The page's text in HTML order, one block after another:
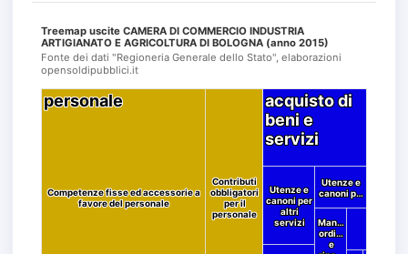
Treemap uscite CAMERA DI COMMERCIO INDUSTRIA
ARTIGIANATO E AGRICOLTURA DI BOLOGNA (anno 2015)
Fonte dei dati "Regioneria Generale dello Stato", elaborazioni
opensoldipubblici.it
personale
personale
acquisto di
beni e
servizi
acquisto di
beni e
servizi
Competenze fisse ed accessorie a
favore del personale
Competenze fisse ed accessorie a
favore del personale
Contributi
obbligatori
per il
personale
Contributi
obbligatori
per il
personale
Utenze e
canoni p…
Utenze e
canoni p…
Utenze e
canoni per
altri
servizi
Utenze e
canoni per
altri
servizi
Man…
ordi…
e
Man…
ordi…
e